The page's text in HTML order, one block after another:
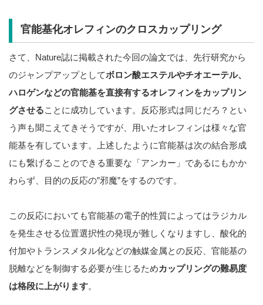
官能基化オレフィンのクロスカップリング
さて、Nature誌に掲載された今回の論文では、先行研究から
のジャンプアップとしてボロン酸エステルやチオエーテル、
ハロゲンなどの官能基を直接有するオレフィンをカップリン
グさせることに成功しています。反応形式は同じだろ？とい
う声も聞こえてきそうですが、用いたオレフィンは様々な官
能基を有しています。上述したように官能基は次の結合形成
にも繋げることのできる重要な「アンカー」であるにもかか
わらず、目的の反応の”邪魔”をするのです。
この反応においても官能基の電子的性質によってはラジカル
を発生させる位置選択性の発現が難しくなりますし、酸化的
付加やトランスメタル化などの触媒金属との反応、官能基の
脱離などを制御する必要が生じるためカップリングの難易度
は格段に上がります。